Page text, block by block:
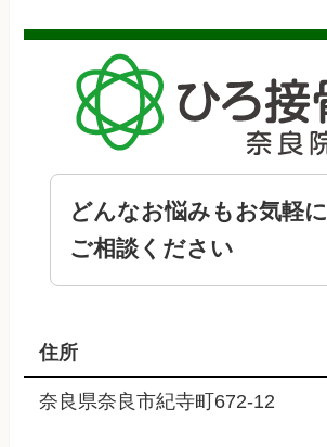
どんなお悩みもお気軽に
ご相談ください
住所
奈良県奈良市紀寺町672-12